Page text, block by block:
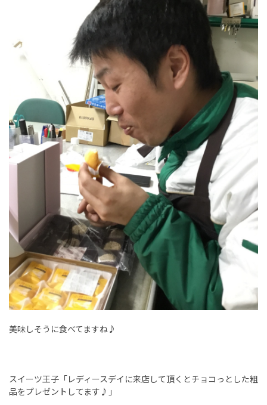
美味しそうに食べてますね♪
スイーツ王子「レディースデイに来店して頂くとチョコっとした粗
品をプレゼントしてます♪」